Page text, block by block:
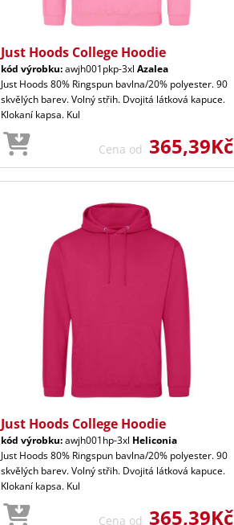
Just Hoods College Hoodie
kód výrobku:awjh001pkp-3xl Azalea
Just Hoods 80% Ringspun bavlna/20% polyester. 90
skvělých barev. Volný střih. Dvojitá látková kapuce.
Klokaní kapsa. Kul
Cena od 365,39Kč
Just Hoods College Hoodie
kód výrobku:awjh001hp-3xl Heliconia
Just Hoods 80% Ringspun bavlna/20% polyester. 90
skvělých barev. Volný střih. Dvojitá látková kapuce.
Klokaní kapsa. Kul
Cena od 365,39Kč